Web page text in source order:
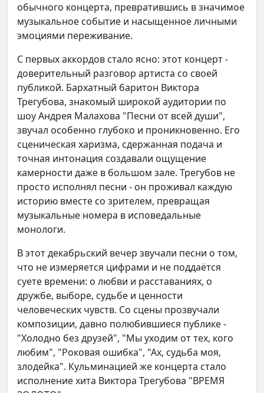
обычного концерта, превратившись в значимое
музыкальное событие и насыщенное личными
эмоциями переживание.
С первых аккордов стало ясно: этот концерт -
доверительный разговор артиста со своей
публикой. Бархатный баритон Виктора
Трегубова, знакомый широкой аудитории по
шоу Андрея Малахова "Песни от всей души",
звучал особенно глубоко и проникновенно. Его
сценическая харизма, сдержанная подача и
точная интонация создавали ощущение
камерности даже в большом зале. Трегубов не
просто исполнял песни - он проживал каждую
историю вместе со зрителем, превращая
музыкальные номера в исповедальные
монологи.
В этот декабрьский вечер звучали песни о том,
что не измеряется цифрами и не поддаётся
суете времени: о любви и расставаниях, о
дружбе, выборе, судьбе и ценности
человеческих чувств. Со сцены прозвучали
композиции, давно полюбившиеся публике -
"Холодно без друзей", "Мы уходим от тех, кого
любим", "Роковая ошибка", "Ах, судьба моя,
злодейка". Кульминацией же концерта стало
исполнение хита Виктора Трегубова "ВРЕМЯ